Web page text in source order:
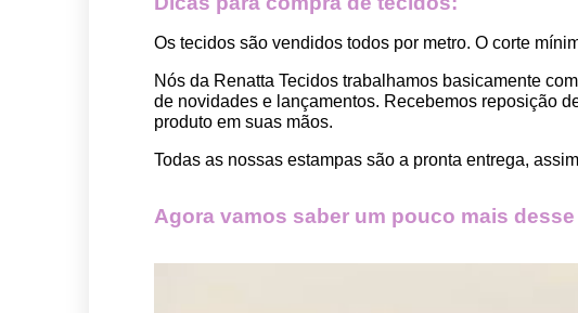
Os tecidos são vendidos todos por metro. O corte
Nós da Renatta Tecidos trabalhamos basicamente
de novidades e lançamentos. Recebemos reposição
produto em suas mãos.
Todas as nossas estampas são a pronta entrega,
Agora vamos saber um pouco mais